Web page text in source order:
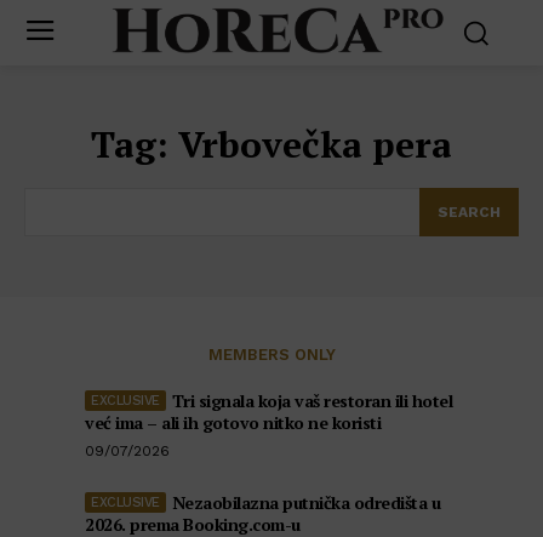
Tag: Vrbovečka pera
SEARCH
MEMBERS ONLY
Tri signala koja vaš restoran ili hotel
već ima – ali ih gotovo nitko ne koristi
09/07/2026
Nezaobilazna putnička odredišta u
2026. prema Booking.com-u